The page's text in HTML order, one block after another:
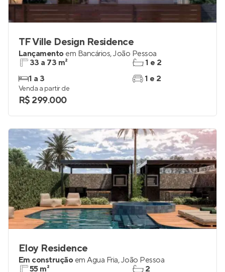
TF Ville Design Residence
Lançamento em Bancários,João Pessoa
33 a 73 m²
1 a 3
1 e 2
1 e 2
Venda a partir de
R$ 299.000
Eloy Residence
Em construção em Água Fria,João Pessoa
55 m²
2